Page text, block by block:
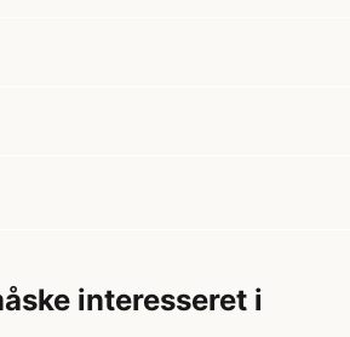
interesseret i